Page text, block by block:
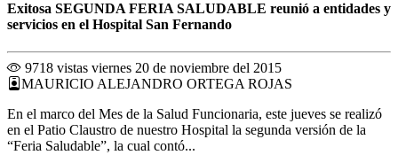
Exitosa SEGUNDA FERIA SALUDABLE reunió a entidades y
servicios en el Hospital San Fernando
9718 vistas viernes 20 de noviembre del 2015
MAURICIO ALEJANDRO ORTEGA ROJAS
En el marco del Mes de la Salud Funcionaria, este jueves se realizó
en el Patio Claustro de nuestro Hospital la segunda versión de la
“Feria Saludable”, la cual contó...